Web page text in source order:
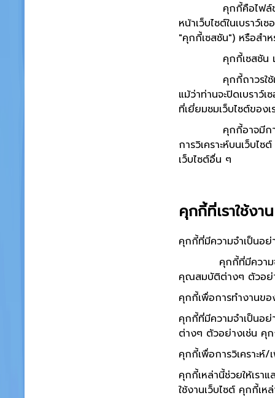
คุกกี้คือไฟล์ข้อมูลข
หน้าเว็บไซต์ในเบราว์
"คุกกี้เซสชัน") หรือสำ
คุกกี้เซสชัน เป็นคุก
คุกกี้ถาวรใช้เพื่อจ
แม้ว่าท่านจะปิดเบราว์
ที่เยี่ยมชมเว็บไซต์ของเ
คุกกี้อาจมีการตั้งค่
การวิเคราะห์บนเว็บไ
เว็บไซต์อื่น ๆ
คุกกี้ที่เราใช้งาน
คุกกี้ที่มีความจำเป็นอ
คุกกี้ที่มีความจำเป็น
คุณสมบัติต่างๆ ตัวอย่า
คุกกี้เพื่อการทำงานข
คุกกี้ที่มีความจำเป็นอย่
ต่างๆ ตัวอย่างเช่น คุก
คุกกี้เพื่อการวิเคราะ
คุกกี้เหล่านี้ช่วยให้เรา
ใช้งานเว็บไซต์ คุกกี้เห